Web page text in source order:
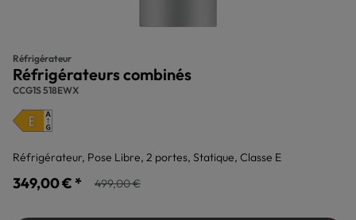
Réfrigérateur
Réfrigérateurs combinés
CCG1S 518EWX
Réfrigérateur, Pose Libre, 2 portes, Statique, Classe E
349,00 € * 499,00 €